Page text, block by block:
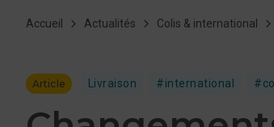
Fil d'Ariane
Accueil Actualités Colis & international
Article Livraison #international